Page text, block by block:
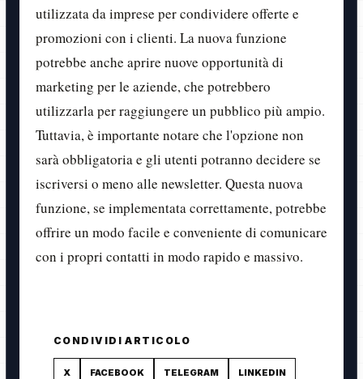
utilizzata da imprese per condividere offerte e
promozioni con i clienti. La nuova funzione
potrebbe anche aprire nuove opportunità di
marketing per le aziende, che potrebbero
utilizzarla per raggiungere un pubblico più ampio.
Tuttavia, è importante notare che l'opzione non
sarà obbligatoria e gli utenti potranno decidere se
iscriversi o meno alle newsletter. Questa nuova
funzione, se implementata correttamente, potrebbe
offrire un modo facile e conveniente di comunicare
con i propri contatti in modo rapido e massivo.
CONDIVIDI ARTICOLO
X FACEBOOK TELEGRAM LINKEDIN